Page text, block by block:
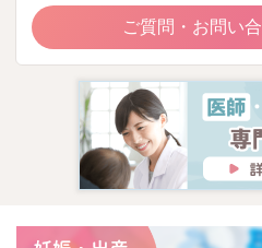
ご質問・お問い